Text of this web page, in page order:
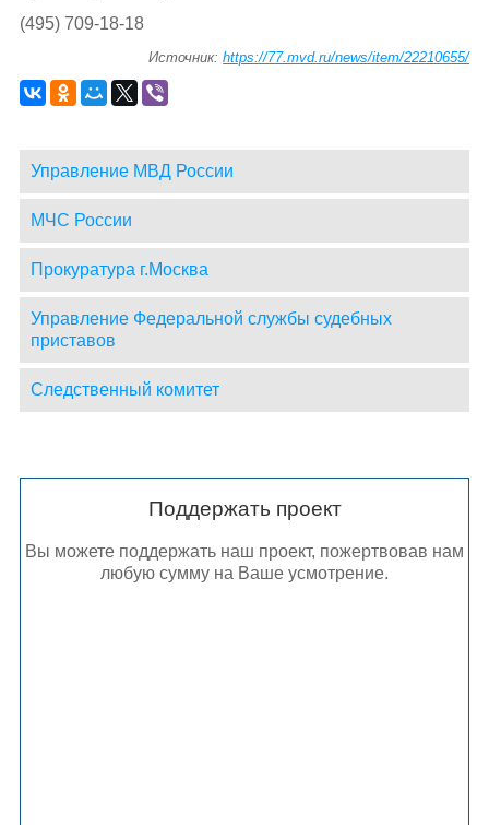
(495) 709-18-18
Источник:https://77.mvd.ru/news/item/22210655/
Управление МВД России
МЧС России
Прокуратура г.Москва
Управление Федеральной службы судебных
приставов
Следственный комитет
Поддержать проект
Вы можете поддержать наш проект, пожертвовав нам
любую сумму на Ваше усмотрение.